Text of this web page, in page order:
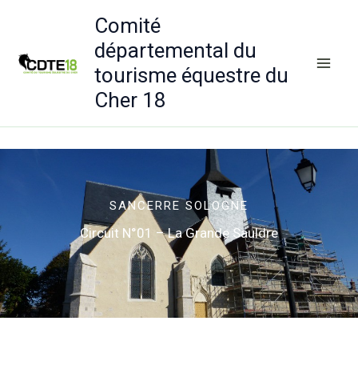
contenu
Comité
départemental du
tourisme équestre du
Cher 18
SANCERRE SOLOGNE
Circuit N°01 – La Grande Sauldre